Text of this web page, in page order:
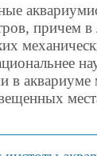
причем
в аквариуме